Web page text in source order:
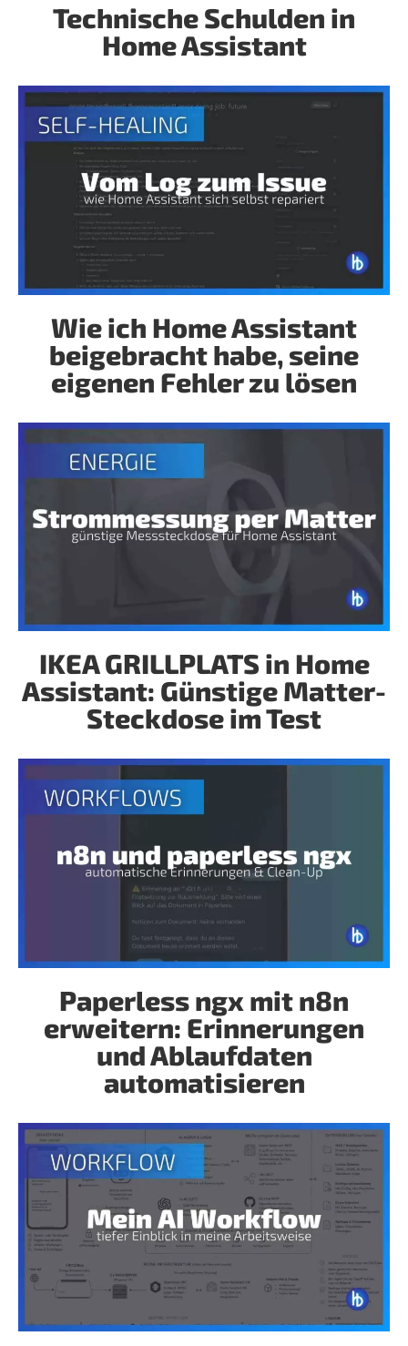
Technische Schulden in
Home Assistant
Wie ich Home Assistant
beigebracht habe, seine
eigenen Fehler zu lösen
IKEA GRILLPLATS in Home
Assistant: Günstige Matter-
Steckdose im Test
Paperless ngx mit n8n
erweitern: Erinnerungen
und Ablaufdaten
automatisieren